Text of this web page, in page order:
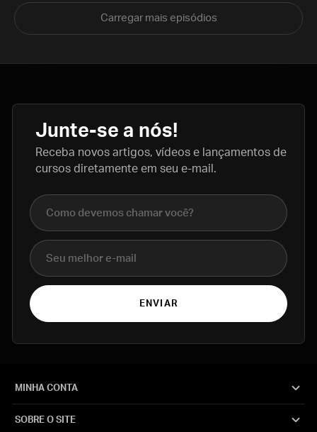
Carregar mais episódios
Junte-se a nós!
Receba novos artigos, vídeos e lançamentos de
cursos diretamente em seu e-mail.
Nome completo
E-mail
ENVIAR
MINHA CONTA
SOBRE O SITE